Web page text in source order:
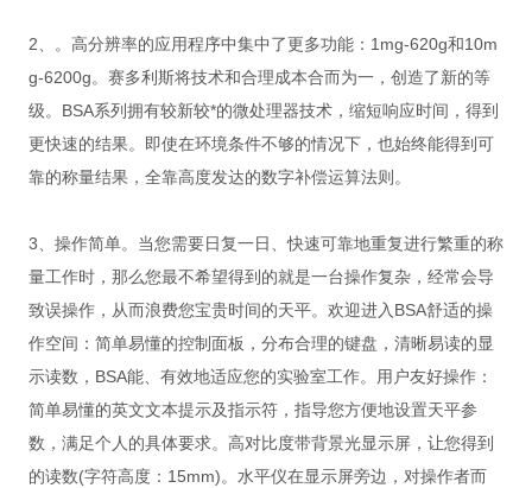
2、。高分辨率的应用程序中集中了更多功能：1mg-620g和10m
g-6200g。赛多利斯将技术和合理成本合而为一，创造了新的等
级。BSA系列拥有较新较*的微处理器技术，缩短响应时间，得到
更快速的结果。即使在环境条件不够的情况下，也始终能得到可
靠的称量结果，全靠高度发达的数字补偿运算法则。
3、操作简单。当您需要日复一日、快速可靠地重复进行繁重的称
量工作时，那么您最不希望得到的就是一台操作复杂，经常会导
致误操作，从而浪费您宝贵时间的天平。欢迎进入BSA舒适的操
作空间：简单易懂的控制面板，分布合理的键盘，清晰易读的显
示读数，BSA能、有效地适应您的实验室工作。用户友好操作：
简单易懂的英文文本提示及指示符，指导您方便地设置天平参
数，满足个人的具体要求。高对比度带背景光显示屏，让您得到
的读数(字符高度：15mm)。水平仪在显示屏旁边，对操作者而